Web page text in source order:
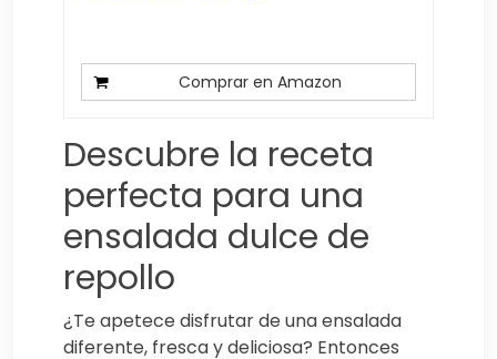
Comprar en Amazon
Descubre la receta
perfecta para una
ensalada dulce de
repollo
¿Te apetece disfrutar de una ensalada
diferente, fresca y deliciosa? Entonces